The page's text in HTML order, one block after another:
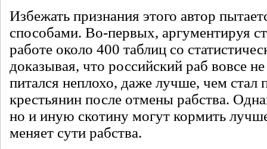
Избежать признания этого автор
способами. Во-первых, аргументируя
работе около 400 таблиц со
доказывая, что российский раб вовсе
питался неплохо, даже лучше, чем стал
крестьянин после отмены рабства.
но и иную скотину могут кормить
меняет сути рабства.